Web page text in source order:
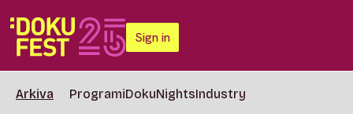
Sign in
Arkiva ProgramiDokuNightsIndustry